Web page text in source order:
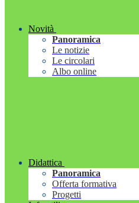
Novità
Panoramica
Le notizie
Le circolari
Albo online
Didattica
Panoramica
Offerta formativa
Progetti